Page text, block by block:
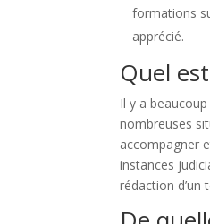
formations
apprécié.
Quel
Il y a
nombreuses
accompagner
instances
rédaction d’un